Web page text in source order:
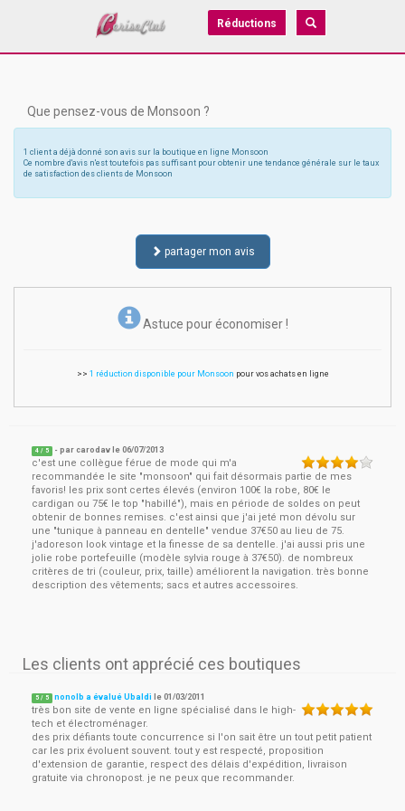
Réductions
Que pensez-vous de Monsoon ?
1 client a déjà donné son avis sur la boutique en ligne Monsoon
Ce nombre d'avis n'est toutefois pas suffisant pour obtenir une tendance générale sur le taux
de satisfaction des clients de Monsoon
partager mon avis
Astuce pour économiser !
>> 1 réduction disponible pour Monsoon pour vos achats en ligne
4 / 5 - parcarodav le06/07/2013
c'est une collègue férue de mode qui m'a
recommandée le site "monsoon" qui fait désormais partie de mes
favoris! les prix sont certes élevés (environ 100€ la robe, 80€ le
cardigan ou 75€ le top "habillé"), mais en période de soldes on peut
obtenir de bonnes remises. c'est ainsi que j'ai jeté mon dévolu sur
une "tunique à panneau en dentelle" vendue 37€50 au lieu de 75.
j'adoreson look vintage et la finesse de sa dentelle. j'ai aussi pris une
jolie robe portefeuille (modèle sylvia rouge à 37€50). de nombreux
critères de tri (couleur, prix, taille) améliorent la navigation. très bonne
description des vêtements; sacs et autres accessoires.
Les clients ont apprécié ces boutiques
5 / 5 nonolb a évalué Ubaldi le01/03/2011
très bon site de vente en ligne spécialisé dans le high-
tech et électroménager.
des prix défiants toute concurrence si l'on sait être un tout petit patient
car les prix évoluent souvent. tout y est respecté, proposition
d'extension de garantie, respect des délais d'expédition, livraison
gratuite via chronopost. je ne peux que recommander.